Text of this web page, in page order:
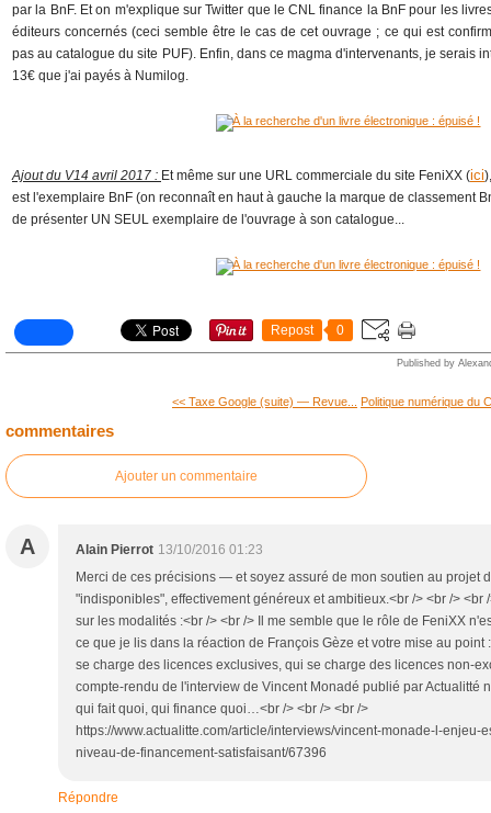
par la BnF. Et on m'explique sur Twitter que le CNL finance la BnF pour les
éditeurs concernés (ceci semble être le cas de cet ouvrage ; ce qui est
pas au catalogue du site PUF). Enfin, dans ce magma d'intervenants, je serais
13€ que j'ai payés à Numilog.
Ajout du V14 avril 2017 : Et même sur une URL commerciale du site FeniXX (ici
est l'exemplaire BnF (on reconnaît en haut à gauche la marque de classement
de présenter UN SEUL exemplaire de l'ouvrage à son catalogue...
Repost 0
Published by
<< Taxe Google (suite) ― Revue... Politique numérique du
commentaires
Ajouter un commentaire
A Alain Pierrot 13/10/2016 01:23
Merci de ces précisions — et soyez assuré de mon soutien au projet
"indisponibles", effectivement généreux et ambitieux.<br /> <br /> <br
sur les modalités :<br /> <br /> Il me semble que le rôle de FeniXX
ce que je lis dans la réaction de François Gèze et votre mise au point
se charge des licences exclusives, qui se charge des licences non-
compte-rendu de l'interview de Vincent Monadé publié par Actualitté
qui fait quoi, qui finance quoi…<br /> <br /> <br />
https://www.actualitte.com/article/interviews/vincent-monade-l-enjeu-
niveau-de-financement-satisfaisant/67396
Répondre